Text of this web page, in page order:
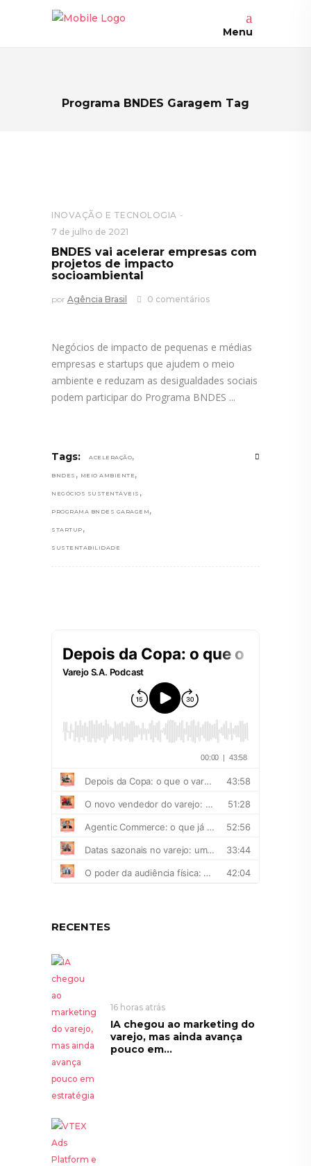
Menu
Programa BNDES Garagem Tag
INOVAÇÃO E TECNOLOGIA
7 de julho de 2021
BNDES vai acelerar empresas com
projetos de impacto
socioambiental
por Agência Brasil 0 comentários
Negócios de impacto de pequenas e médias
empresas e startups que ajudem o meio
ambiente e reduzam as desigualdades sociais
podem participar do Programa BNDES
Tags: ACELERAÇÃO,
BNDES , MEIO AMBIENTE ,
NEGÓCIOS SUSTENTÁVEIS ,
PROGRAMA BNDES GARAGEM ,
STARTUP ,
SUSTENTABILIDADE
RECENTES
16 horas atrás
IA chegou ao marketing do
varejo, mas ainda avança
pouco em...